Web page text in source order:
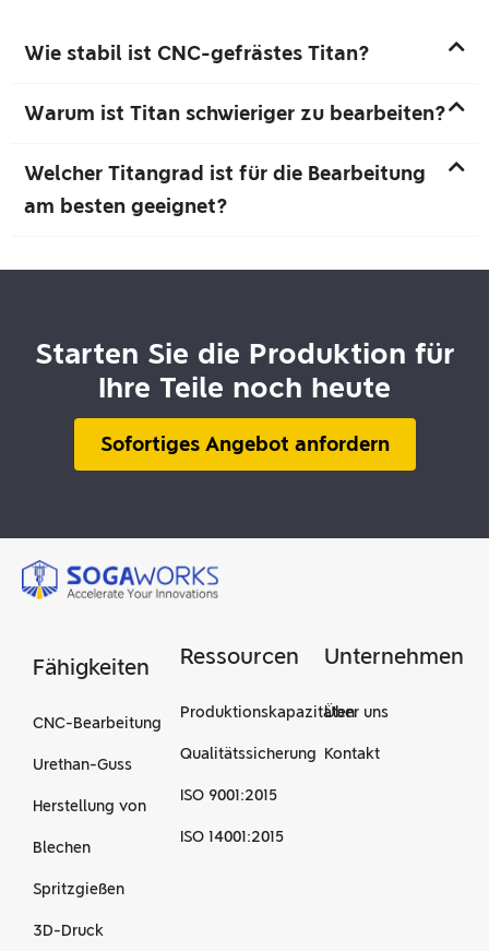
Wie stabil ist CNC-gefrästes Titan?
Warum ist Titan schwieriger zu bearbeiten?
Welcher Titangrad ist für die Bearbeitung
am besten geeignet?
Starten Sie die Produktion für
Ihre Teile noch heute
Sofortiges Angebot anfordern
Fähigkeiten
CNC-Bearbeitung
Urethan-Guss
Herstellung von
Blechen
Spritzgießen
3D-Druck
Ressourcen
Produktionskapazitäten
Qualitätssicherung
ISO 9001:2015
ISO 14001:2015
Unternehmen
Über uns
Kontakt